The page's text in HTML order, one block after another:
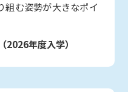
組む姿勢が大きなポイ
（2026年度入学）